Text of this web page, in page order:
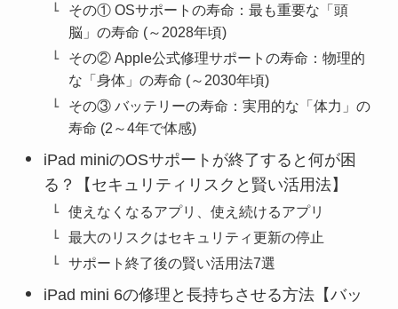
その① OSサポートの寿命：最も重要な「頭
脳」の寿命 (～2028年頃)
その② Apple公式修理サポートの寿命：物理的
な「身体」の寿命 (～2030年頃)
その③ バッテリーの寿命：実用的な「体力」の
寿命 (2～4年で体感)
iPad miniのOSサポートが終了すると何が困
る？【セキュリティリスクと賢い活用法】
使えなくなるアプリ、使え続けるアプリ
最大のリスクはセキュリティ更新の停止
サポート終了後の賢い活用法7選
iPad mini 6の修理と長持ちさせる方法【バッ